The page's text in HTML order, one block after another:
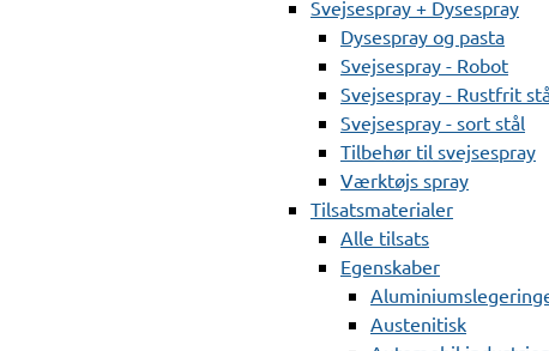
Svejsespray + Dysespray
Dysespray og pasta
Svejsespray - Robot
Svejsespray - Rustfrit
Svejsespray - sort stål
Tilbehør til svejsespray
Værktøjs spray
Tilsatsmaterialer
Alle tilsats
Egenskaber
Austenitisk